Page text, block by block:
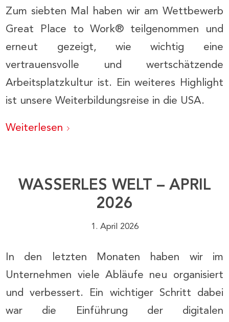
Zum siebten Mal haben wir am Wettbewerb
Great Place to Work® teilgenommen und
erneut gezeigt, wie wichtig eine
vertrauensvolle und wertschätzende
Arbeitsplatzkultur ist. Ein weiteres Highlight
ist unsere Weiterbildungsreise in die USA.
Weiterlesen
WASSERLES WELT – APRIL
2026
1. April 2026
In den letzten Monaten haben wir im
Unternehmen viele Abläufe neu organisiert
und verbessert. Ein wichtiger Schritt dabei
war die Einführung der digitalen